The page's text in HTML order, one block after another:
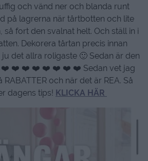
och vänd ner och blanda runt
på lagrerna när tårtbotten och lite
fort den svalnat helt. Och ställ in i
Dekorera tårtan precis innan
det allra roligaste 🙂 Sedan är den
❤️ ❤️ ❤️ ❤️ ❤️ ❤️ ❤️ ❤️ Sedan vet jag
RABATTER och när det är REA. Så
dagens tips! KLICKA HÄR